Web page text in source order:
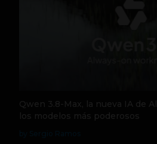
Qwen 3.8-Max, la nueva IA de
los modelos más poderosos